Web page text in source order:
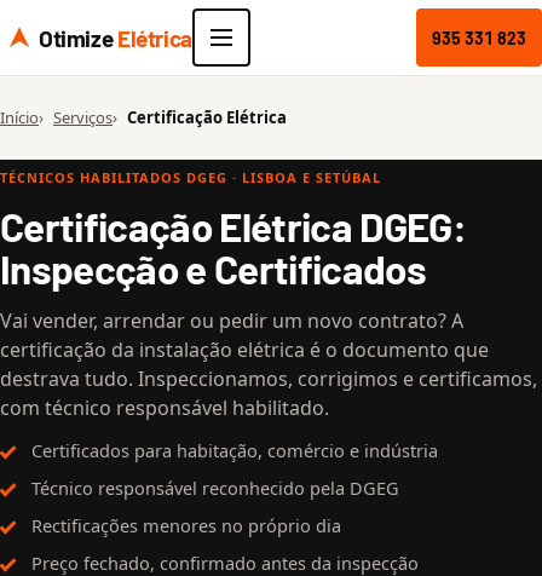
OtimizeElétrica 935 331 823
Início Serviços Certificação Elétrica
TÉCNICOS HABILITADOS DGEG · LISBOA E SETÚBAL
Certificação Elétrica DGEG:
Inspecção e Certificados
Vai vender, arrendar ou pedir um novo contrato? A
certificação da instalação elétrica é o documento que
destrava tudo. Inspeccionamos, corrigimos e certificamos,
com técnico responsável habilitado.
Certificados para habitação, comércio e indústria
Técnico responsável reconhecido pela DGEG
Rectificações menores no próprio dia
Preço fechado, confirmado antes da inspecção